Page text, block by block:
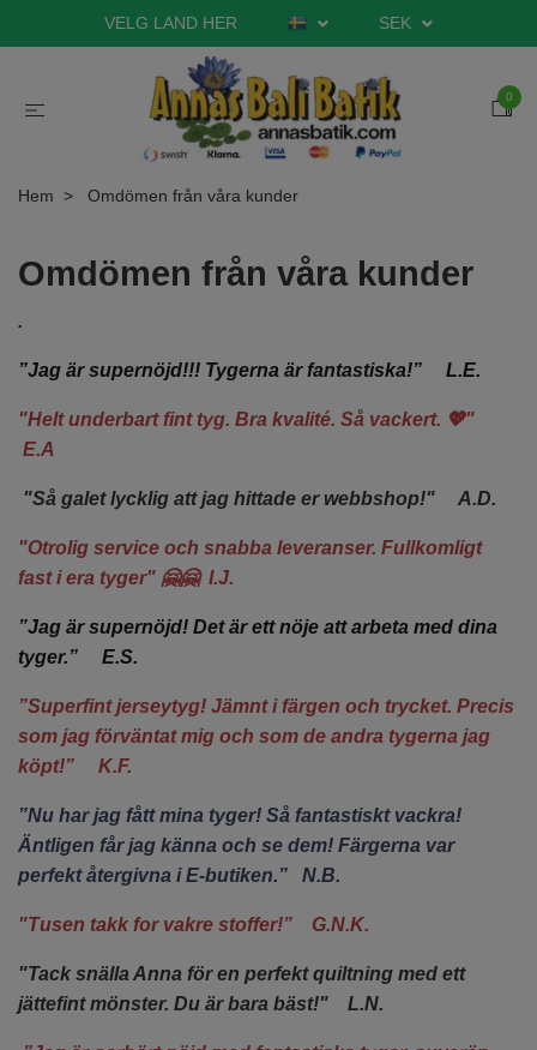
VELG LAND HER SEK
0
Hem Omdömen från våra kunder
Omdömen från våra kunder
.
”Jag är supernöjd!!! Tygerna är fantastiska!” L.E.
"Helt underbart fint tyg. Bra kvalité. Så vackert. 💖"
E.A
"Så galet lycklig att jag hittade er webbshop!" A.D.
"Otrolig service och snabba leveranser. Fullkomligt
fast i era tyger" 🤗🤗 I.J.
”Jag är supernöjd! Det är ett nöje att arbeta med dina
tyger.” E.S.
”Superfint jerseytyg! Jämnt i färgen och trycket. Precis
som jag förväntat mig och som de andra tygerna jag
köpt!” K.F.
”Nu har jag fått mina tyger! Så fantastiskt vackra!
Äntligen får jag känna och se dem! Färgerna var
perfekt återgivna i E-butiken.” N.B.
"Tusen takk for vakre stoffer!” G.N.K.
"Tack snälla Anna för en perfekt quiltning med ett
jättefint mönster. Du är bara bäst!" L.N.